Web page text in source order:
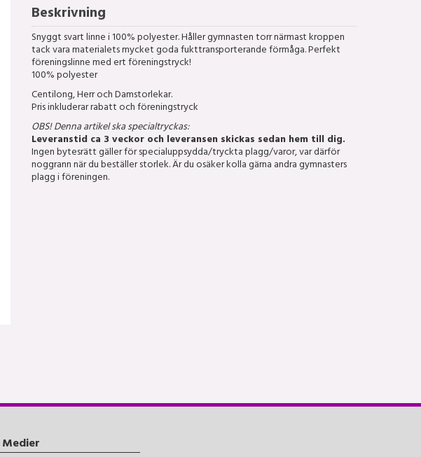
Beskrivning
Snyggt svart linne i 100% polyester. Håller gymnasten torr närmast kroppen
tack vara materialets mycket goda fukttransporterande förmåga. Perfekt
föreningslinne med ert föreningstryck!
100% polyester
Centilong, Herr och Damstorlekar.
Pris inkluderar rabatt och föreningstryck
OBS! Denna artikel ska specialtryckas:
Leveranstid ca 3 veckor och leveransen skickas sedan hem till dig.
Ingen bytesrätt gäller för specialuppsydda/tryckta plagg/varor, var därför
noggrann när du beställer storlek. Är du osäker kolla gärna andra gymnasters
plagg i föreningen.